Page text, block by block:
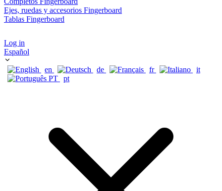
Ejes, ruedas y accesorios Fingerboard
Tablas Fingerboard
Log in
Español
en de fr
it
pt